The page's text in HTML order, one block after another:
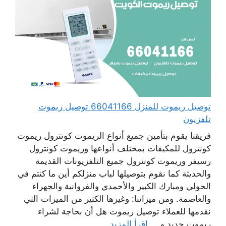
توصيل ريموت للمنزل 66041166 توصيل ريموت
تلفزيون
فريقنا يقوم بتأمين جميع أنواع الريموت كونترول ريموت
كونترول للمكيفات بمختلف أنواعها وريموت كونترول
رسيفر وريموت كونترول جميع التلفزيونات القديمة
والحديثة كما نقوم بتوصيلها لباب منزلكم أين ما كنتم في
الحولي ومبارك الكبير والأحمدي والفروانية والجهراء
والعاصمة. ومن ميزاتنا: وغيرها الكثير من الميزات التي
نقدمها للعملاء توصيل ريموت هل أن بحاجة لشراء